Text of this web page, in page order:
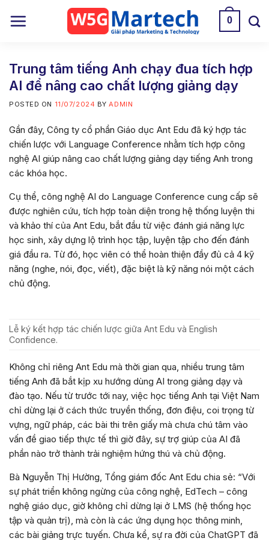
0
Trung tâm tiếng Anh chạy đua tích hợp
AI để nâng cao chất lượng giảng dạy
POSTED ON 11/07/2024 BYADMIN
Gần đây, Công ty cổ phần Giáo dục Ant Edu đã ký hợp tác
chiến lược với Language Conference nhằm tích hợp công
nghệ AI giúp nâng cao chất lượng giảng dạy tiếng Anh trong
các khóa học.
Cụ thể, công nghệ AI do Language Conference cung cấp sẽ
được nghiên cứu, tích hợp toàn diện trong hệ thống luyện thi
và khảo thí của Ant Edu, bắt đầu từ việc đánh giá năng lực
học sinh, xây dựng lộ trình học tập, luyện tập cho đến đánh
giá đầu ra. Từ đó, học viên có thể hoàn thiện đầy đủ cả 4 kỹ
năng (nghe, nói, đọc, viết), đặc biệt là kỹ năng nói một cách
chủ động.
Lễ ký kết hợp tác chiến lược giữa Ant Edu và English
Confidence.
Không chỉ riêng Ant Edu mà thời gian qua, nhiều trung tâm
tiếng Anh đã bắt kịp xu hướng dùng AI trong giảng dạy và
đào tạo. Nếu từ trước tới nay, việc học tiếng Anh tại Việt Nam
chỉ dừng lại ở cách thức truyền thống, đơn điệu, coi trọng từ
vựng, ngữ pháp, các bài thi trên giấy mà chưa chú tâm vào
vấn đề giao tiếp thực tế thì giờ đây, sự trợ giúp của AI đã
phần nào trở thành trải nghiệm hứng thú và chủ động.
Bà Nguyễn Thị Hường, Tổng giám đốc Ant Edu chia sẻ: “Với
sự phát triển không ngừng của công nghệ, EdTech – công
nghệ giáo dục, giờ không chỉ dừng lại ở LMS (hệ thống học
tập và quản trị), mà còn là các ứng dụng học thông minh,
các bài giảng trực tuyến. Chưa kể, sự ra đời của ChatGPT đã